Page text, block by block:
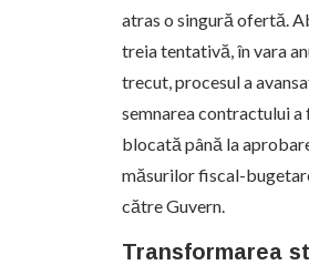
atras o singură ofertă.
treia tentativă, în vara
trecut, procesul a
semnarea contractului a
blocată până la
măsurilor fiscal-
către Guvern.
Transformarea